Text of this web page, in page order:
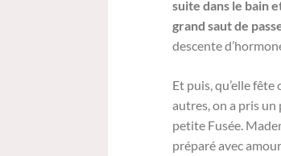
suite dans le bain
grand saut de
descente
Et puis, qu’elle
autres, on a pris
petite Fusée.
préparé avec